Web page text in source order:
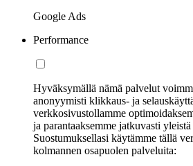
Google Ads
Performance
Hyväksymällä nämä palvelut
anonyymisti klikkaus- ja
verkkosivustollamme
ja parantaaksemme jatkuvasti
Suostumuksellasi käytämme tällä
kolmannen osapuolen palveluita: